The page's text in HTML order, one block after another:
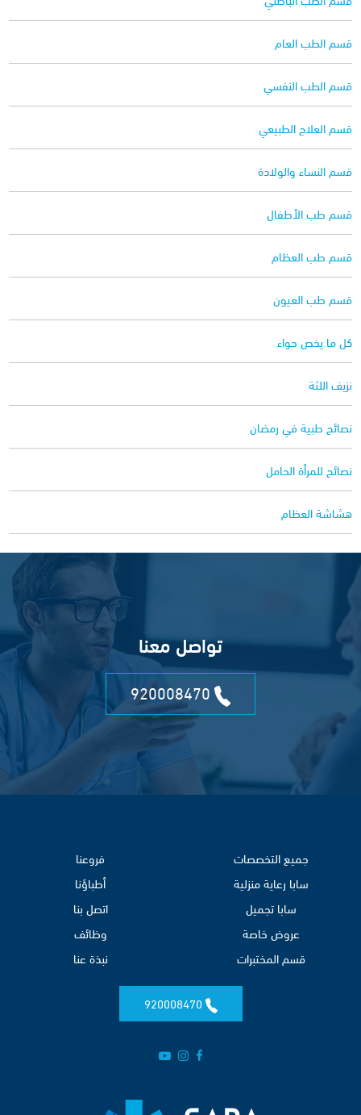
قسم الطب العام
قسم الطب النفسي
قسم العلاج الطبيعي
قسم النساء والولادة
قسم طب الأطفال
قسم طب العظام
قسم طب العيون
كل ما يخص حواء
نزيف اللثة
نصائح طبية في رمضان
نصائح للمرأة الحامل
هشاشة العظام
تواصل معنا
جميع التخصصات
سابا رعاية منزلية
سابا تجميل
عروض خاصة
قسم المختبرات
فروعنا
أطباؤنا
اتصل بنا
وظائف
نبذة عنا